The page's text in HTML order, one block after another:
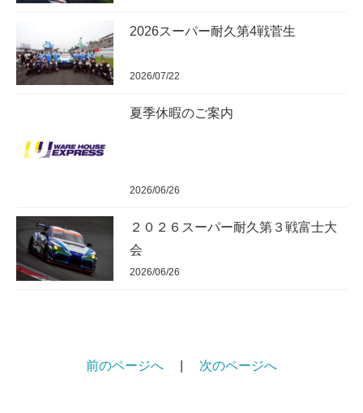
2026スーパー耐久第4戦菅生
2026/07/22
夏季休暇のご案内
2026/06/26
２０２６スーパー耐久第３戦富士大
会
2026/06/26
前のページへ 次のページへ